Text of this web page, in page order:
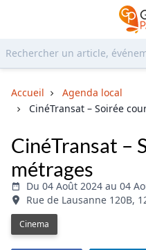
Accueil
Agenda local
CinéTransat – Soirée
CinéTransat –
métrages
Du 04 Août 2024 au 04
Rue de Lausanne 120B,
Cinema